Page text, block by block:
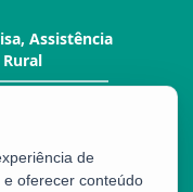
Assistência
/ ES
de
oferecer conteúdo